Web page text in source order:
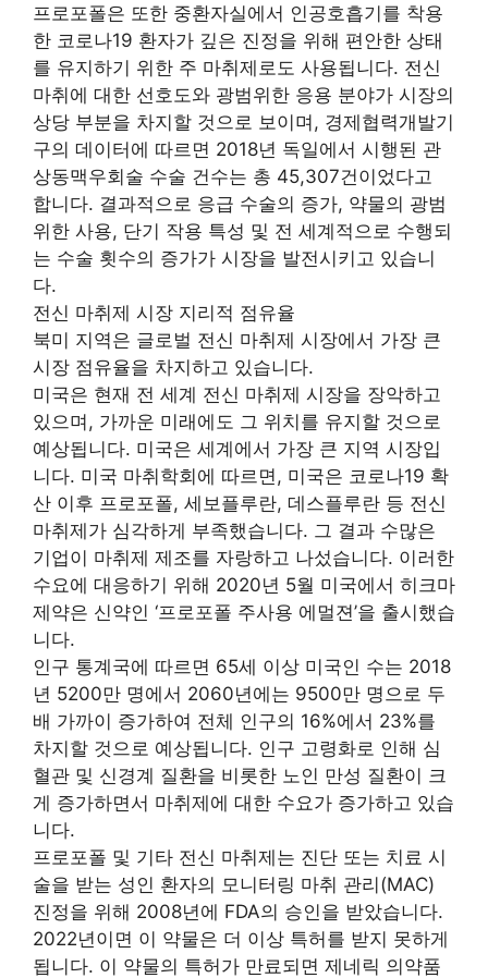
프로포폴은 또한 중환자실에서 인공호흡기를 착용
한 코로나19 환자가 깊은 진정을 위해 편안한 상태
를 유지하기 위한 주 마취제로도 사용됩니다. 전신
마취에 대한 선호도와 광범위한 응용 분야가 시장의
상당 부분을 차지할 것으로 보이며, 경제협력개발기
구의 데이터에 따르면 2018년 독일에서 시행된 관
상동맥우회술 수술 건수는 총 45,307건이었다고
합니다. 결과적으로 응급 수술의 증가, 약물의 광범
위한 사용, 단기 작용 특성 및 전 세계적으로 수행되
는 수술 횟수의 증가가 시장을 발전시키고 있습니
다.
전신 마취제 시장 지리적 점유율
북미 지역은 글로벌 전신 마취제 시장에서 가장 큰
시장 점유율을 차지하고 있습니다.
미국은 현재 전 세계 전신 마취제 시장을 장악하고
있으며, 가까운 미래에도 그 위치를 유지할 것으로
예상됩니다. 미국은 세계에서 가장 큰 지역 시장입
니다. 미국 마취학회에 따르면, 미국은 코로나19 확
산 이후 프로포폴, 세보플루란, 데스플루란 등 전신
마취제가 심각하게 부족했습니다. 그 결과 수많은
기업이 마취제 제조를 자랑하고 나섰습니다. 이러한
수요에 대응하기 위해 2020년 5월 미국에서 히크마
제약은 신약인 ‘프로포폴 주사용 에멀젼’을 출시했습
니다.
인구 통계국에 따르면 65세 이상 미국인 수는 2018
년 5200만 명에서 2060년에는 9500만 명으로 두
배 가까이 증가하여 전체 인구의 16%에서 23%를
차지할 것으로 예상됩니다. 인구 고령화로 인해 심
혈관 및 신경계 질환을 비롯한 노인 만성 질환이 크
게 증가하면서 마취제에 대한 수요가 증가하고 있습
니다.
프로포폴 및 기타 전신 마취제는 진단 또는 치료 시
술을 받는 성인 환자의 모니터링 마취 관리(MAC)
진정을 위해 2008년에 FDA의 승인을 받았습니다.
2022년이면 이 약물은 더 이상 특허를 받지 못하게
됩니다. 이 약물의 특허가 만료되면 제네릭 의약품